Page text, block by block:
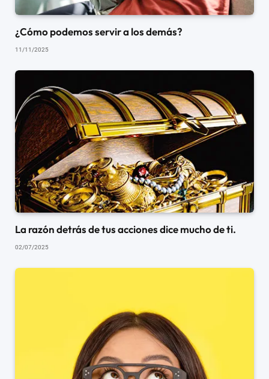
¿Cómo podemos servir a los demás?
11/11/2025
La razón detrás de tus acciones dice mucho de ti.
02/07/2025